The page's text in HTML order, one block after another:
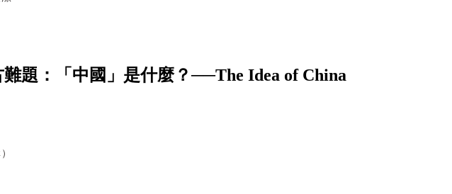
題：「中國」是什麼？──The Idea of China